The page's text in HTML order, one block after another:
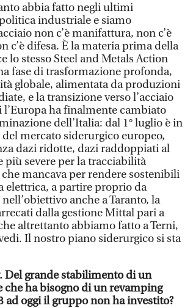
abbia fatto negli ultimi
industriale e siamo
non c’è manifattura, non c’è
c’è difesa. È la materia prima della
lo stesso Steel and Metals Action
fase di trasformazione profonda,
globale, alimentata da produzioni
e la transizione verso l’acciaio
ha finalmente cambiato
dell’Italia: dal 1° luglio è in
mercato siderurgico europeo,
dazi ridotte, dazi raddoppiati al
più severe per la tracciabilità
mancava per rendere sostenibili
elettrica, a partire proprio da
anche a Taranto, la
dalla gestione Mittal pari a
altrettanto abbiamo fatto a Terni,
Il nostro piano siderurgico si sta
Del grande stabilimento di un
ha bisogno di un revamping
ad oggi il gruppo non ha investito?